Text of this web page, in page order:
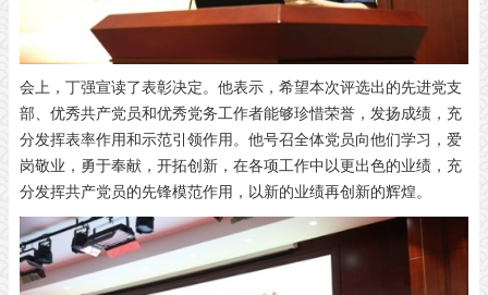
会上，丁强宣读了表彰决定。他表示，希望本次评选出的先进党支
部、优秀共产党员和优秀党务工作者能够珍惜荣誉，发扬成绩，充
分发挥表率作用和示范引领作用。他号召全体党员向他们学习，爱
岗敬业，勇于奉献，开拓创新，在各项工作中以更出色的业绩，充
分发挥共产党员的先锋模范作用，以新的业绩再创新的辉煌。